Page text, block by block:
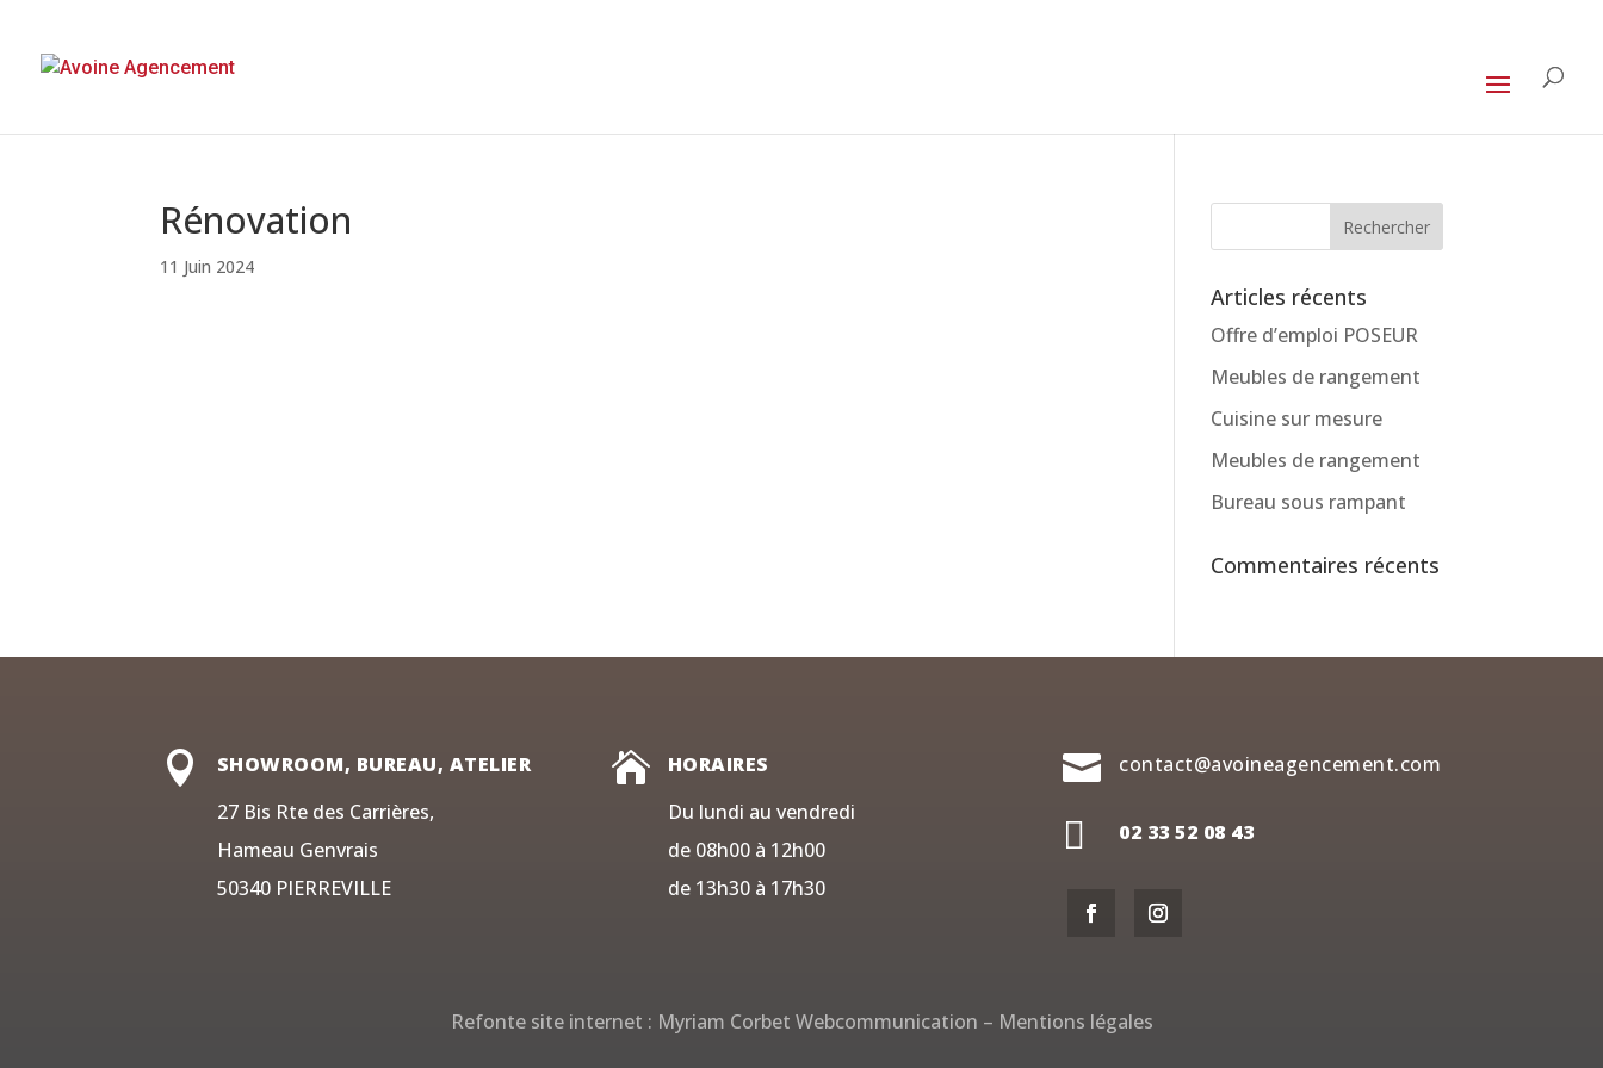
Rénovation
11 Juin 2024
Articles récents
Offre d’emploi POSEUR
Meubles de rangement
Cuisine sur mesure
Meubles de rangement
Bureau sous rampant
Commentaires récents

SHOWROOM, BUREAU, ATELIER
27 Bis Rte des Carrières,
Hameau Genvrais
50340 PIERREVILLE

HORAIRES
Du lundi au vendredi
de 08h00 à 12h00
de 13h30 à 17h30
 contact@avoineagencement.com
 02 33 52 08 43
Refonte site internet : Myriam Corbet Webcommunication – Mentions légales